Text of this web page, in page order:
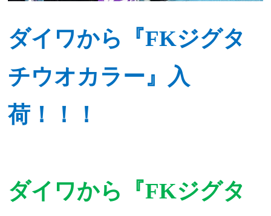
ダイワから『FKジグタ
チウオカラー』入
荷！！！
ダイワから『FKジグタ